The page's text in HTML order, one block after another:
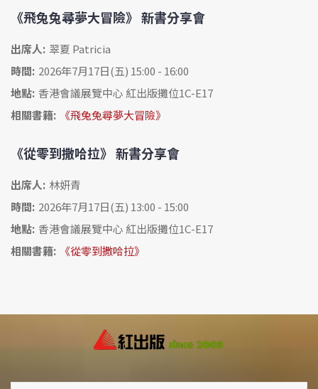
《飛兔兔尋夢大冒險》 新書分享會
出席人: 翠夏 Patricia
時間: 2026年7月17日(五) 15:00 - 16:00
地點: 香港會議展覽中心 紅出版攤位1C-E17
相關書籍:
《飛兔兔尋夢大冒險》
《從零到撒哈拉》 新書分享會
出席人: 林妍青
時間: 2026年7月17日(五) 13:00 - 15:00
地點: 香港會議展覽中心 紅出版攤位1C-E17
相關書籍:
《從零到撒哈拉》